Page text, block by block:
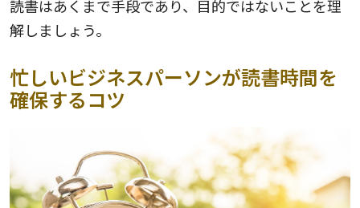
読書はあくまで手段であり、目的ではないことを理
解しましょう。
忙しいビジネスパーソンが読書時間を
確保するコツ